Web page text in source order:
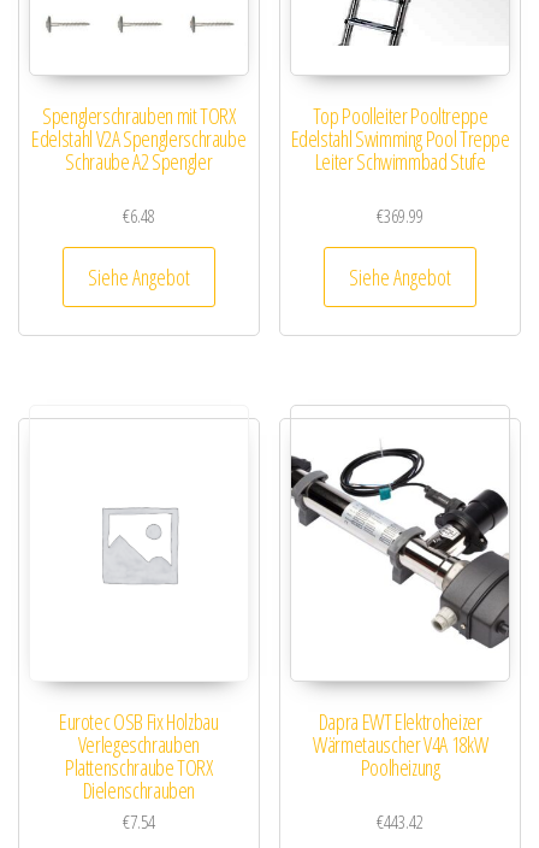
Spenglerschrauben mit TORX
Edelstahl V2A Spenglerschraube
Schraube A2 Spengler
€6.48
Siehe Angebot
Top Poolleiter Pooltreppe
Edelstahl Swimming Pool Treppe
Leiter Schwimmbad Stufe
€369.99
Siehe Angebot
Eurotec OSB Fix Holzbau
Verlegeschrauben
Plattenschraube TORX
Dielenschrauben
€7.54
Dapra EWT Elektroheizer
Wärmetauscher V4A 18kW
Poolheizung
€443.42